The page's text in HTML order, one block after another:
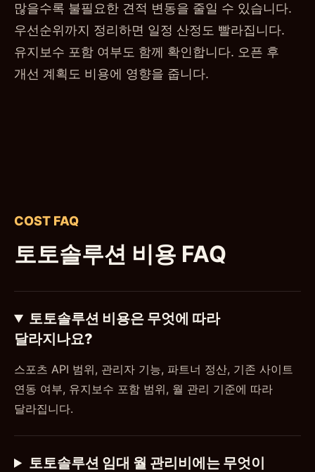
많을수록 불필요한 견적 변동을 줄일 수 있습니다.
우선순위까지 정리하면 일정 산정도 빨라집니다.
유지보수 포함 여부도 함께 확인합니다. 오픈 후
개선 계획도 비용에 영향을 줍니다.
COST FAQ
토토솔루션 비용 FAQ
토토솔루션 비용은 무엇에 따라
달라지나요?
스포츠 API 범위, 관리자 기능, 파트너 정산, 기존 사이트
연동 여부, 유지보수 포함 범위, 월 관리 기준에 따라
달라집니다.
토토솔루션 임대 월 관리비에는 무엇이